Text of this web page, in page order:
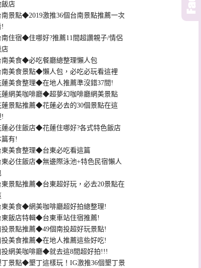
飯店
南景點◆2019激推36個台南景點推薦一次
!
南住宿◆住哪好?推薦11間超讚親子/情侶
店
南美食◆必吃餐廳總整理懶人包
南美食景點◆懶人包，必吃必玩看這裡
蓮美食整理◆在地人推薦準沒錯37間!
蓮網美咖啡廳◆超夢幻咖啡廳網美景點
蓮景點推薦◆花蓮必去的30個景點在這
!
蓮必住飯店◆花蓮住哪好?各式特色飯店
篇有!
東美食整理◆台東必吃看這篇
東必住飯店◆無邊際泳池+特色民宿懶人
東景點推薦◆台東超好玩，必去20景點在
東美食◆網美咖啡廳超好拍總整理!
東飯店特輯◆台東車站住宿推薦!
投景點推薦◆49個南投超好玩景點!
投美食推薦◆在地人推薦這些好吃!
投網美咖啡廳◆就去這8間超好拍!!!
丁景點◆墾丁這樣玩！IG激推36個墾丁景